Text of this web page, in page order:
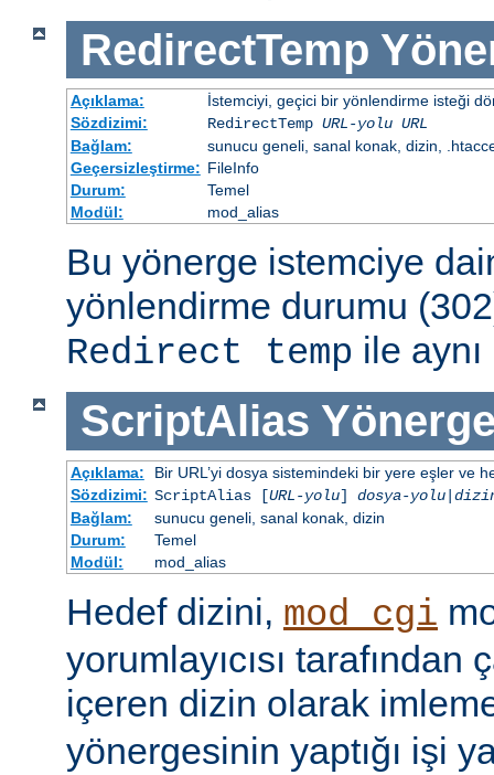
RedirectTemp
Açıklama:
İstemciyi, geçici bir yönlendirme isteği
Sözdizimi:
RedirectTemp URL-yolu URL
Bağlam:
sunucu geneli, sanal konak, dizin,
Geçersizleştirme: FileInfo
Durum:
Temel
Modül:
mod_alias
Bu yönerge istemciye
yönlendirme durumu
Redirect temp ile
ScriptAlias
Açıklama:
Bir URL’yi dosya sistemindeki bir yere eşler ve
Sözdizimi: ScriptAlias [URL-yolu] dosya-yolu|
Bağlam:
sunucu geneli, sanal konak, dizin
Durum:
Temel
Modül:
mod_alias
Hedef dizini, mod_cgi
yorumlayıcısı tarafından
içeren dizin olarak
yönergesinin yaptığı işi